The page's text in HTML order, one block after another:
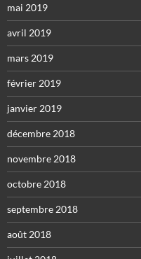
mai 2019
avril 2019
mars 2019
février 2019
janvier 2019
décembre 2018
novembre 2018
octobre 2018
septembre 2018
août 2018